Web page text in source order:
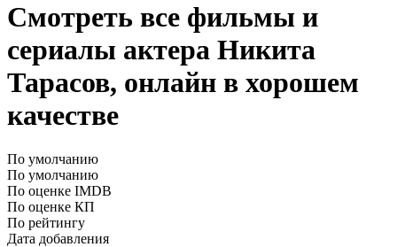
Смотреть все фильмы и
сериалы актера Никита
Тарасов, онлайн в хорошем
качестве
По умолчанию
По умолчанию
По оценке IMDB
По оценке КП
По рейтингу
Дата добавления